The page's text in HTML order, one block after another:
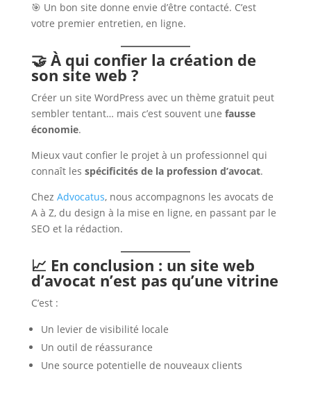
🎯 Un bon site donne envie d’être contacté. C’est
votre premier entretien, en ligne.
🤝 À qui confier la création de
son site web ?
Créer un site WordPress avec un thème gratuit peut
sembler tentant… mais c’est souvent une fausse
économie.
Mieux vaut confier le projet à un professionnel qui
connaît les spécificités de la profession d’avocat.
Chez Advocatus, nous accompagnons les avocats de
A à Z, du design à la mise en ligne, en passant par le
SEO et la rédaction.
📈 En conclusion : un site web
d’avocat n’est pas qu’une vitrine
C’est :
Un levier de visibilité locale
Un outil de réassurance
Une source potentielle de nouveaux clients